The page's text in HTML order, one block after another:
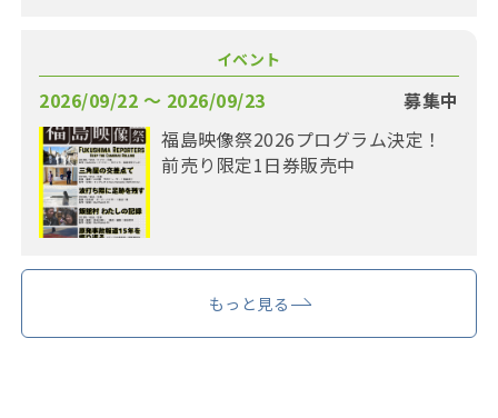
イベント
2026/09/22 〜 2026/09/23
募集中
福島映像祭2026プログラム決定！
前売り限定1日券販売中
もっと見る